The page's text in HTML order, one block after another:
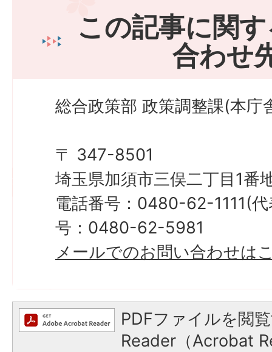
この記事に関
合わせ
総合政策部 政策調整課(本庁
〒 347-8501
埼玉県加須市三俣二丁目1番
電話番号：0480-62-1111(
号：0480-62-5981
メールでのお問い合わせは
PDFファイルを閲
Reader（Acrobat